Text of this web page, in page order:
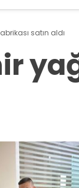
satın aldı